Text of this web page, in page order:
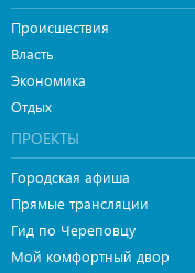
Происшествия
Власть
Экономика
Отдых
ПРОЕКТЫ
Городская афиша
Прямые трансляции
Гид по Череповцу
Мой комфортный двор